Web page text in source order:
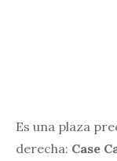
Es una plaza
derecha: Case